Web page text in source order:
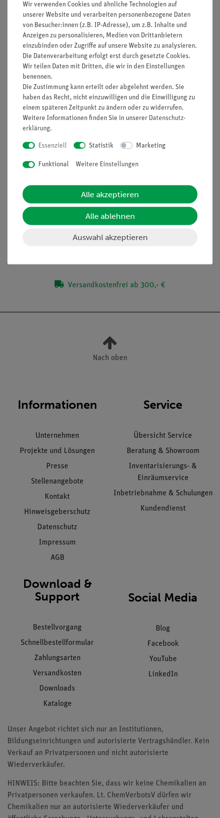
Media / Downloads
Kunden interessierten sich auch
für…
Artikel-Nr.:12940-88
Cobra DigiCart Expert
Set
Versandkostenfrei ab 300,- €
Nach oben
Informationen
Unternehmen
Projekte und Lösungen
Presse
Stellenangebote
Kontakt
Hinweisgeberschutz
Datenschutz
Impressum
AGB
Service
Übersicht Service
Beratung & Showroom
Inventarisierungs- &
Einräumservice
Inbetriebnahme & Schulungen
Kundendienst
Download &
Support
Bestellvorgang
Schnellbestellformular
Zahlungsarten
Versandkosten
Downloads
Kataloge
Social Media
Blog
Facebook
YouTube
LinkedIn
Unser Angebot richtet sich nur an Institutionen,
Bildungseinrichtungen und autorisierte Vertragshändler. Kein
Verkauf an Privatpersonen und nicht autorisierte
Wiederverkäufer.
HINWEIS: Bitte beachten Sie, dass wir keine Chemikalien an
Privatpersonen verkaufen. Lt. ChemVerbotsV dürfen wir
Chemikalien nur an autorisierte Wiederverkäufer und
Wir verwenden Cookies und ähnliche Technologien auf
unserer Website und verarbeiten personenbezogene Daten
von Besucher:innen (z.B. IP-Adresse), um z.B. Inhalte und
Anzeigen zu personalisieren, Medien von Drittanbietern
einzubinden oder Zugriffe auf unsere Website zu analysieren.
Die Datenverarbeitung erfolgt erst durch gesetzte Cookies.
Wir teilen Daten mit Dritten, die wir in den Einstellungen
benennen.
Die Zustimmung kann erteilt oder abgelehnt werden. Sie
haben das Recht, nicht einzuwilligen und die Einwilligung zu
einem späteren Zeitpunkt zu ändern oder zu widerrufen.
Weitere Informationen finden Sie in unserer Daten­schutz­
erklärung.
Essenziell Statistik Marketing
Funktional Weitere Einstellungen
Alle akzeptieren
Alle ablehnen
Auswahl akzeptieren